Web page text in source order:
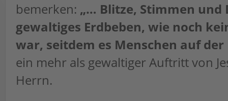
bemerken: „… Blitze, Stimmen und
gewaltiges Erdbeben, wie noch
war, seitdem es Menschen auf der
ein mehr als gewaltiger Auftritt von
Herrn.